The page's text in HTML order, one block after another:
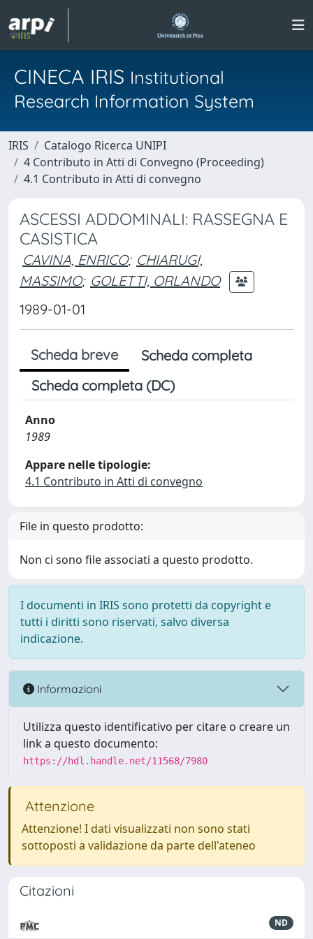
CINECA IRIS Institutional
Research Information System
IRIS
Catalogo Ricerca UNIPI
4 Contributo in Atti di Convegno (Proceeding)
4.1 Contributo in Atti di convegno
ASCESSI ADDOMINALI: RASSEGNA E
CASISTICA
CAVINA, ENRICO; CHIARUGI,
MASSIMO; GOLETTI, ORLANDO
1989-01-01
Scheda breve
Scheda completa
Scheda completa (DC)
Anno
1989
Appare nelle tipologie:
4.1 Contributo in Atti di convegno
File in questo prodotto:
Non ci sono file associati a questo prodotto.
I documenti in IRIS sono protetti da copyright e
tutti i diritti sono riservati, salvo diversa
indicazione.
Informazioni
Utilizza questo identificativo per citare o creare un
link a questo documento:
https://hdl.handle.net/11568/7980
Attenzione
Attenzione! I dati visualizzati non sono stati
sottoposti a validazione da parte dell'ateneo
Citazioni
ND